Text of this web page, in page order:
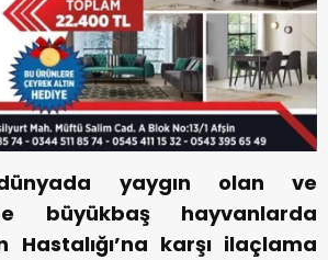
yaygın olan ve
büyükbaş hayvanlarda
Hastalığı’na karşı ilaçlama